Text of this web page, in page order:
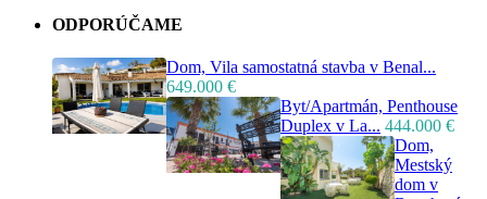
ODPORÚČAME
Dom, Vila samostatná stavba v Benal...
649.000 €
Byt/Apartmán, Penthouse
Duplex v La... 444.000 €
Dom,
Mestský
dom v